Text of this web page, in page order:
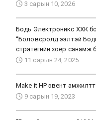
3 сарын 10, 2026
Бодь Электроникс ХХК
“Боловсролд ээлтэй
стратегийн хоёр санамж
11 сарын 24, 2025
Make it HP эвент
9 сарын 19, 2023